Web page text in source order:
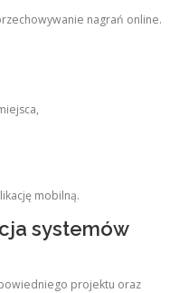
nagrań online.
mobilną.
systemów
projektu oraz